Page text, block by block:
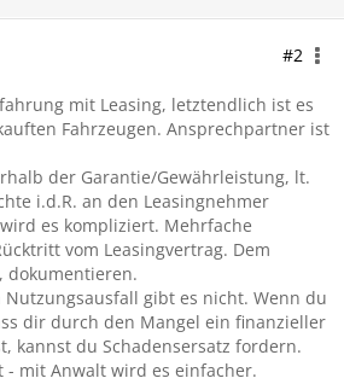
#2
mit Leasing, letztendlich ist es
Fahrzeugen. Ansprechpartner ist
der Garantie/Gewährleistung, lt.
i.d.R. an den Leasingnehmer
es kompliziert. Mehrfache
vom Leasingvertrag. Dem
dokumentieren.
gibt es nicht. Wenn du
dir durch den Mangel ein finanzieller
kannst du Schadensersatz fordern.
- mit Anwalt wird es einfacher.